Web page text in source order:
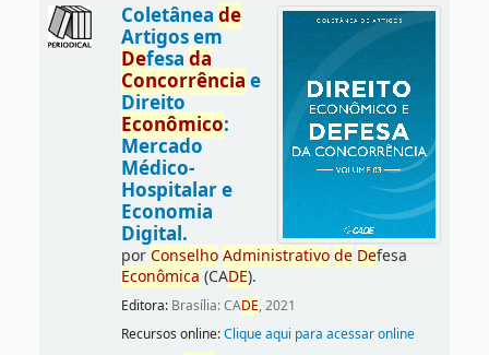
Coletânea de
Artigos em
Defesa da
Concorrência e
Direito
Econômico:
Mercado
Médico-
Hospitalar e
Economia
Digital.
porConselho Administrativo de Defesa
Econômica (CADE).
Editora: Brasília: CADE, 2021
Recursos online:Clique aqui para acessar online